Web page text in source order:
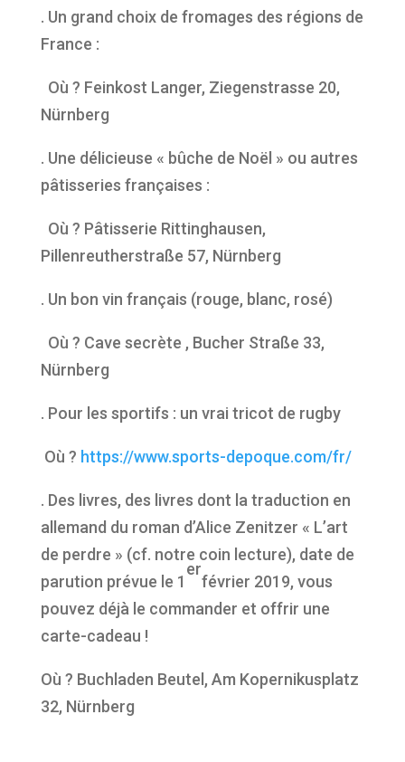
. Un grand choix de fromages des régions de
France :
Où ? Feinkost Langer, Ziegenstrasse 20,
Nürnberg
. Une délicieuse « bûche de Noël » ou autres
pâtisseries françaises :
Où ? Pâtisserie Rittinghausen,
Pillenreutherstraße 57, Nürnberg
. Un bon vin français (rouge, blanc, rosé)
Où ? Cave secrète , Bucher Straße 33,
Nürnberg
. Pour les sportifs : un vrai tricot de rugby
Où ? https://www.sports-depoque.com/fr/
. Des livres, des livres dont la traduction en
allemand du roman d’Alice Zenitzer « L’art
de perdre » (cf. notre coin lecture), date de
parution prévue le 1
er
février 2019, vous
pouvez déjà le commander et offrir une
carte-cadeau !
Où ? Buchladen Beutel, Am Kopernikusplatz
32, Nürnberg